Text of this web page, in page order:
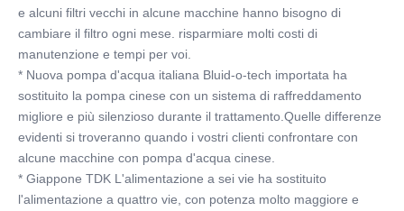
e alcuni filtri vecchi in alcune macchine hanno bisogno di
cambiare il filtro ogni mese. risparmiare molti costi di
manutenzione e tempi per voi.
* Nuova pompa d'acqua italiana Bluid-o-tech importata ha
sostituito la pompa cinese con un sistema di raffreddamento
migliore e più silenzioso durante il trattamento.Quelle differenze
evidenti si troveranno quando i vostri clienti confrontare con
alcune macchine con pompa d'acqua cinese.
* Giappone TDK L'alimentazione a sei vie ha sostituito
l'alimentazione a quattro vie, con potenza molto maggiore e